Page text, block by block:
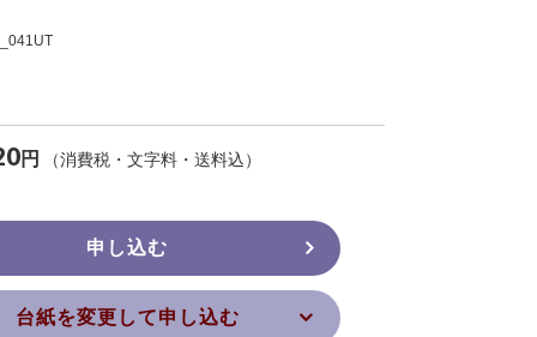
円 （消費税・文字料・送料込）
申し込む
台紙を変更して申し込む